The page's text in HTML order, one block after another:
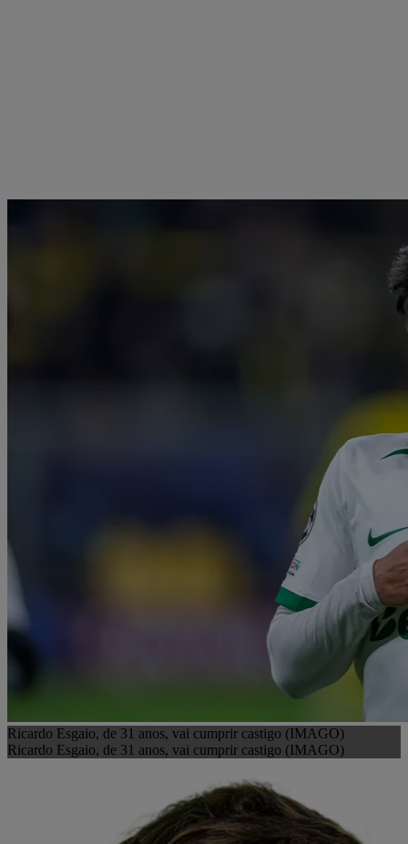
Ricardo Esgaio, de 31 anos, vai cumprir castigo (IMAGO)
Ricardo Esgaio, de 31 anos, vai cumprir castigo (IMAGO)